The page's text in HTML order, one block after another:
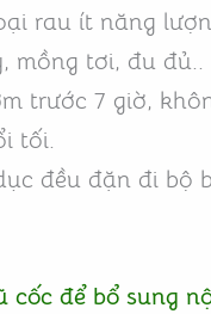
rau ít năng
mồng tơi, đu đủ..
trước 7 giờ,
tối.
đều đặn đi bộ
cốc để bổ sung